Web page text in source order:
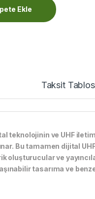
quantity
Ekle
Taksit
teknolojinin ve UHF
Bu tamamen dijital
oluşturucular ve
tasarıma ve